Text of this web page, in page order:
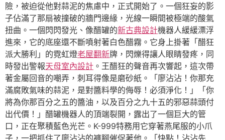
險，被迫從他對蒜泥的焦慮中，正式開始了。一個狂妄的影
子佔滿了那扇被撞破的牆門邊緣，光線一瞬間被極端的酸氣
扭曲。一個閃閃發光、像醋罐的新古典設計機器人緩緩漂浮
進來，它的底座還不斷噴射著白色醋霧。它身上掛著「醋狂
派大勝利」的霓虹燈老屋翻新牌，閃爍得讓人眼睛發疼，同
時發出警報天母室內設計 。王醋狂的聲音再次響起，這次帶
著金屬回音的嘲弄，刺耳得像是磨砂紙。「廖沾沾！你那充
滿腐敗氣味的蒜泥，是對醬料學的侮辱！必須淨化！」「你
將為你那百分之五的醬油，以及百分之九十五的邪惡蒜頭付
出代價！」醋罐機器人的頂端裂開，露出了一個巨大的管
口，正在聚積藍色光芒。K-999特務用它穿著燕尾服的小爪
子，一把抓住了廖沾沾的褲腳催促著他。「快點！沾沾先